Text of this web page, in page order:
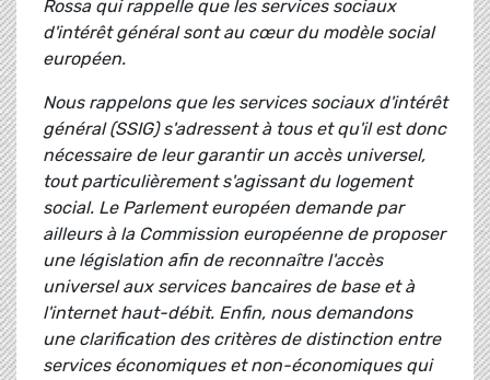
Rossa qui rappelle que les services sociaux
d'intérêt général sont au cœur du modèle social
européen.
Nous rappelons que les services sociaux d'intérêt
général (SSIG) s'adressent à tous et qu'il est donc
nécessaire de leur garantir un accès universel,
tout particulièrement s'agissant du logement
social. Le Parlement européen demande par
ailleurs à la Commission européenne de proposer
une législation afin de reconnaître l'accès
universel aux services bancaires de base et à
l'internet haut-débit. Enfin, nous demandons
une clarification des critères de distinction entre
services économiques et non-économiques qui